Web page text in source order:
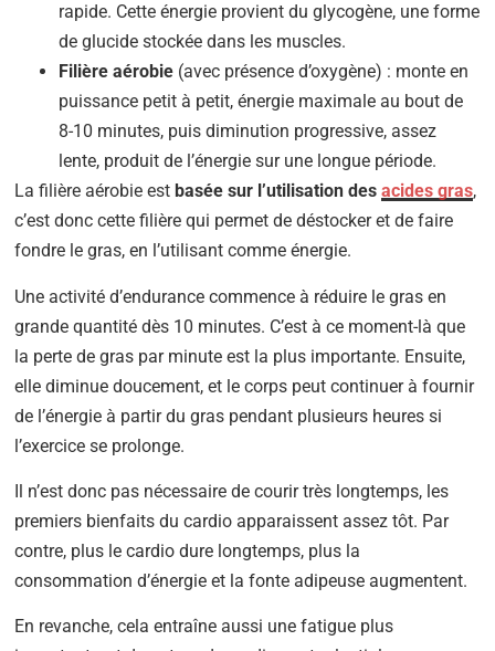
rapide. Cette énergie provient du glycogène, une forme
de glucide stockée dans les muscles.
Filière aérobie (avec présence d’oxygène) : monte en
puissance petit à petit, énergie maximale au bout de
8-10 minutes, puis diminution progressive, assez
lente, produit de l’énergie sur une longue période.
La filière aérobie est basée sur l’utilisation desacides gras,
c’est donc cette filière qui permet de déstocker et de faire
fondre le gras, en l’utilisant comme énergie.
Une activité d’endurance commence à réduire le gras en
grande quantité dès 10 minutes. C’est à ce moment-là que
la perte de gras par minute est la plus importante. Ensuite,
elle diminue doucement, et le corps peut continuer à fournir
de l’énergie à partir du gras pendant plusieurs heures si
l’exercice se prolonge.
Il n’est donc pas nécessaire de courir très longtemps, les
premiers bienfaits du cardio apparaissent assez tôt. Par
contre, plus le cardio dure longtemps, plus la
consommation d’énergie et la fonte adipeuse augmentent.
En revanche, cela entraîne aussi une fatigue plus